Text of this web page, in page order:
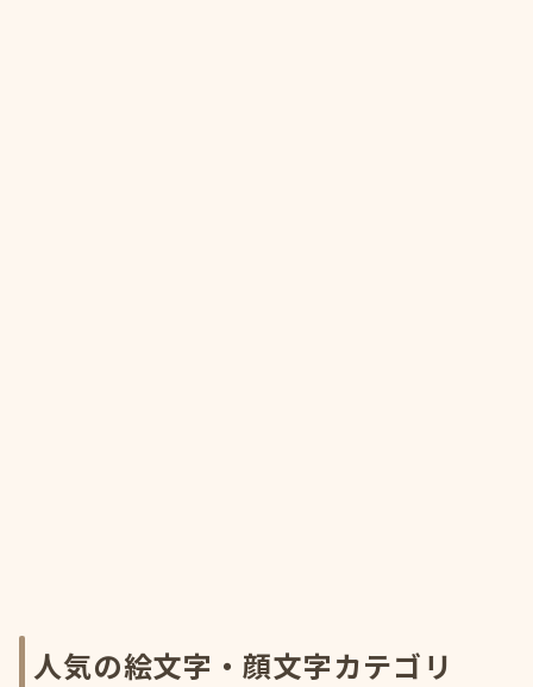
人気の絵文字・顔文字カテゴリ